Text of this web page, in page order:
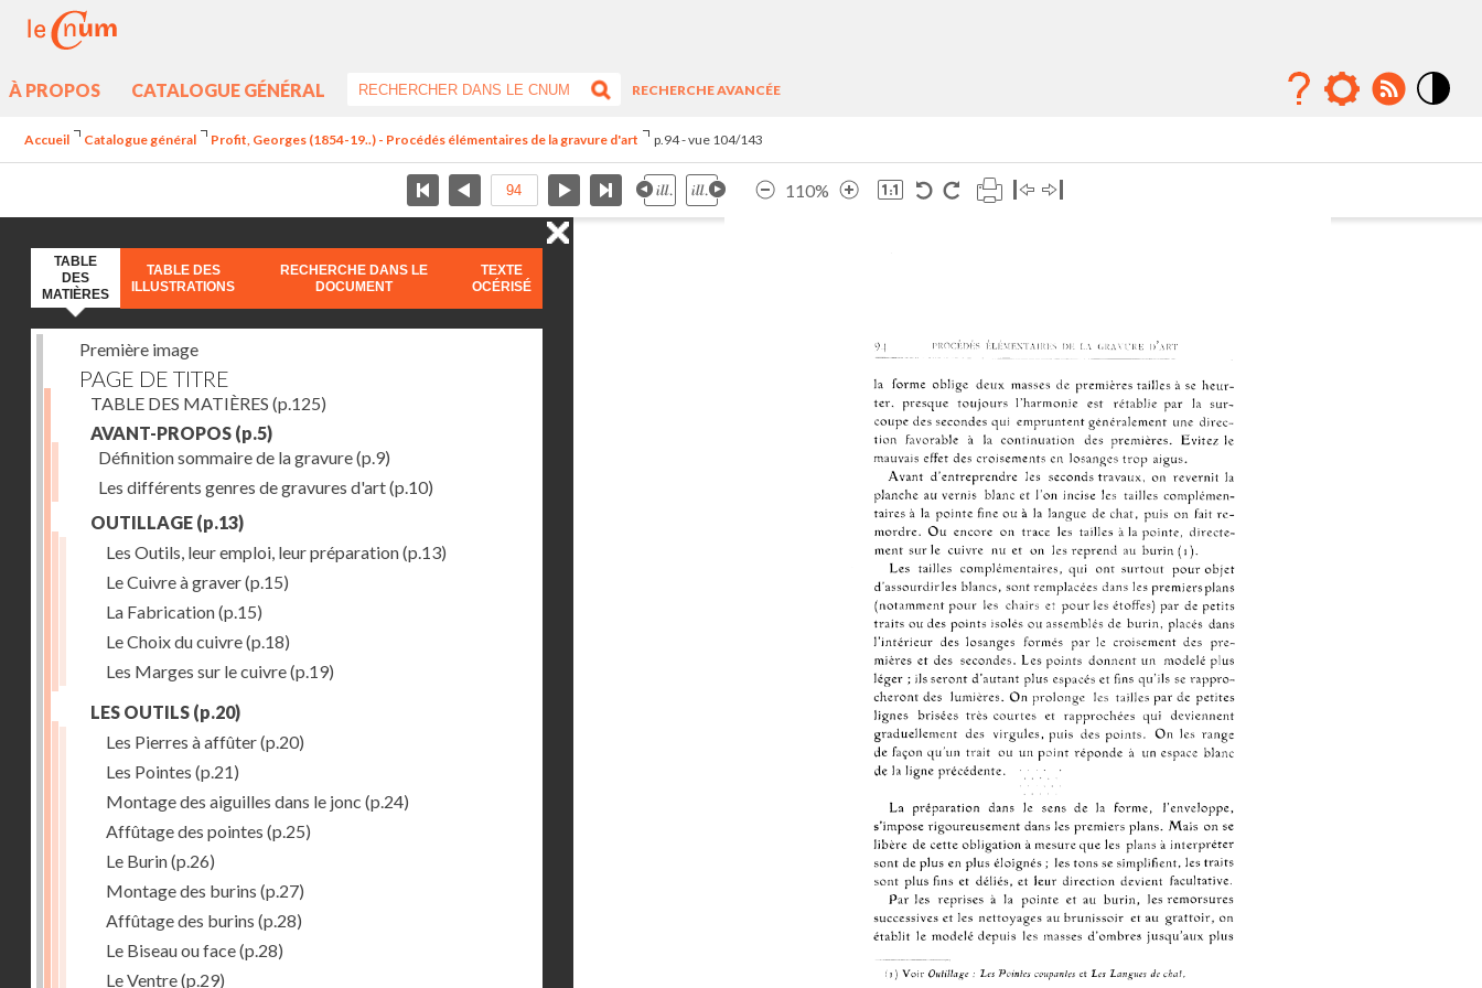
À PROPOS CATALOGUE GÉNÉRAL
RECHERCHE AVANCÉE
Accueil Catalogue général Profit, Georges (1854-19..) - Procédés élémentaires de la gravure d'art p.94 - vue 104/143
110%
TABLE
DES
MATIÈRES
TABLE DES
ILLUSTRATIONS
RECHERCHE DANS LE
DOCUMENT
TEXTE
OCÉRISÉ
Première image
PAGE DE TITRE
TABLE DES MATIÈRES (p.125)
AVANT-PROPOS (p.5)
Définition sommaire de la gravure(p.9)
Les différents genres de gravures d'art(p.10)
OUTILLAGE (p.13)
Les Outils, leur emploi, leur préparation(p.13)
Le Cuivre à graver(p.15)
La Fabrication(p.15)
Le Choix du cuivre(p.18)
Les Marges sur le cuivre(p.19)
LES OUTILS (p.20)
Les Pierres à affûter(p.20)
Les Pointes (p.21)
Montage des aiguilles dans le jonc (p.24)
Affûtage des pointes (p.25)
Le Burin(p.26)
Montage des burins (p.27)
Affûtage des burins (p.28)
Le Biseau ou face(p.28)
Le Ventre(p.29)